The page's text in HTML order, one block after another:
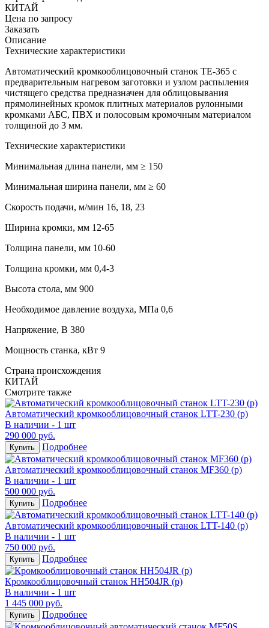
КИТАЙ
Цена по запросу
Заказать
Описание
Технические характеристики
Автоматический кромкооблицовочный станок TE-365 с
предварительным нагревом заготовки и узлом распыления
чистящего средства предназначен для облицовывания
прямолинейных кромок плитных материалов рулонными
кромками АБС, ПВХ и полосовым кромочным материалом
толщиной до 3 мм.
Технические характеристики
Минимальная длина панели, мм ≥ 150
Минимальная ширина панели, мм ≥ 60
Скорость подачи, м/мин 16, 18, 23
Ширина кромки, мм 12-65
Толщина панели, мм 10-60
Толщина кромки, мм 0,4-3
Высота стола, мм 900
Необходимое давление воздуха, МПа 0,6
Напряжение, В 380
Мощность станка, кВт 9
Страна происхождения
КИТАЙ
Смотрите также
Автоматический кромкооблицовочный станок LTT-230 (р)
В наличии - 1 шт
290 000 руб.
Купить Подробнее
Автоматический кромкооблицовочный станок MF360 (р)
В наличии - 1 шт
500 000 руб.
Купить Подробнее
Автоматический кромкооблицовочный станок LTT-140 (р)
В наличии - 1 шт
750 000 руб.
Купить Подробнее
Кромкооблицовочный станок HH504JR (р)
В наличии - 1 шт
1 445 000 руб.
Купить Подробнее